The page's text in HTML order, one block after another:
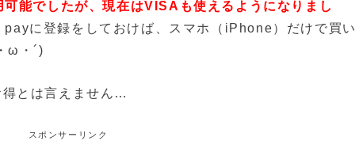
能でしたが、現在はVISAも使えるようになりまし
に登録をしておけば、スマホ（iPhone）だけで買い
ω・´)ゞ
得とは言えません…
スポンサーリンク